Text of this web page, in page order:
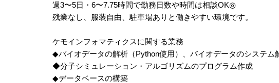
週3〜5日・6〜7.75時間で勤務日数や時間は相談OK◎
残業なし、服装自由、駐車場ありと働きやすい環境です。
ケモインフォマティクスに関する業務
◆バイオデータの解析（Python使用）、バイオデータのシステム
◆分子シミュレーション・アルゴリズムのプログラム作成
◆データベースの構築